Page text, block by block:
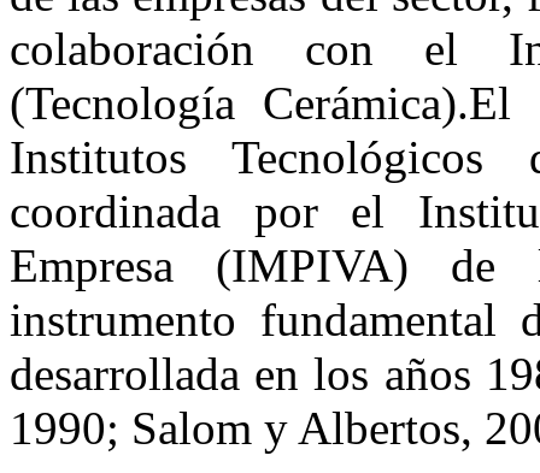
colaboración con el
(Tecnología
Institutos
coordinada por el
Empresa (IMPIVA) de
instrumento
desarrollada en los años
1990; Salom y Albertos,